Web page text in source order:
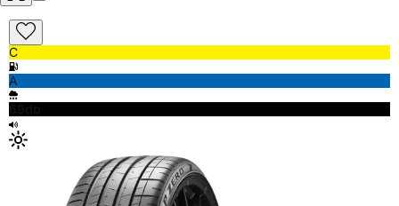
C
A
69db